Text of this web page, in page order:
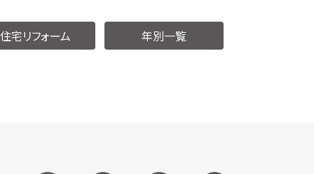
住宅リフォーム 年別一覧